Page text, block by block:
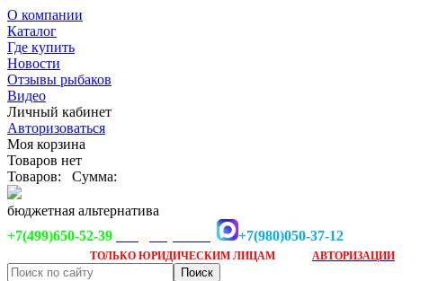
О компании
Каталог
Где купить
Новости
Отзывы рыбаков
Видео
Личный кабинет
Авторизоваться
Моя корзина
Товаров нет
Товаров:
Сумма:
бюджетная альтернатива
+7(499)650-52-39
+7(980)050-37-12
ТОЛЬКО ЮРИДИЧЕСКИМ ЛИЦАМ АВТОРИЗАЦИИ